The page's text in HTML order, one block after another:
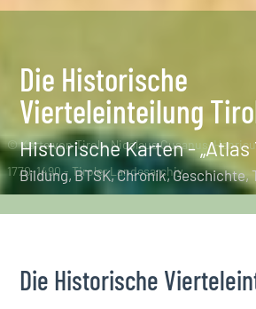
© Karte von Tirol - Nicolaus Cusanus-
1770-1490 - Tiroler Landesarchiv
Die Historische
Vierteleinteilung
Historische Karten - „Atlas
Bildung BTSK Chronik Geschichte
Die Historische